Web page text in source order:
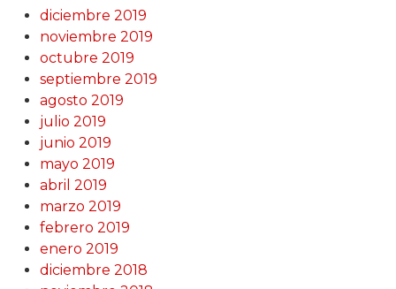
diciembre 2019
noviembre 2019
octubre 2019
septiembre 2019
agosto 2019
julio 2019
junio 2019
mayo 2019
abril 2019
marzo 2019
febrero 2019
enero 2019
diciembre 2018